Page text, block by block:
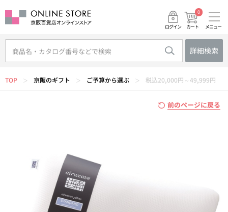
ログイン カート
0
メニュー
詳細検索
TOP ＞ 京阪のギフト ＞ ご予算から選ぶ ＞ 税込20,000円～49,999円
前のページに戻る